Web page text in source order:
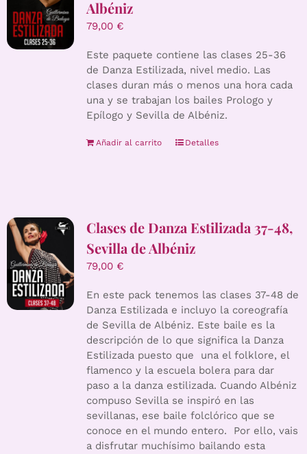
Albéniz
79,00 €
Este paquete contiene las clases 25-36
de Danza Estilizada, nivel medio. Las
clases duran más o menos una hora cada
una y se trabajan los bailes Prologo y
Epílogo y Sevilla de Albéniz.
Añadir al carrito Detalles
Clases de Danza Estilizada 37-48,
Sevilla de Albéniz
79,00 €
En este pack tenemos las clases 37-48 de
Danza Estilizada e incluyo la coreografía
de Sevilla de Albéniz. Este baile es la
descripción de lo que significa la Danza
Estilizada puesto que una el folklore, el
flamenco y la escuela bolera para dar
paso a la danza estilizada. Cuando Albéniz
compuso Sevilla se inspiró en las
sevillanas, ese baile folclórico que se
conoce en el mundo entero. Por ello, vais
a disfrutar muchísimo bailando esta